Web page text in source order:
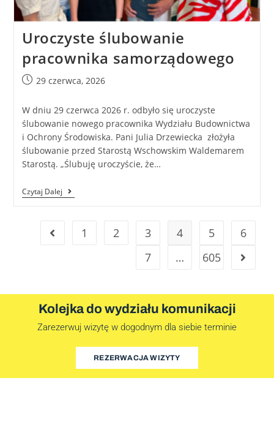
Uroczyste ślubowanie
pracownika samorządowego
29 czerwca, 2026
W dniu 29 czerwca 2026 r. odbyło się uroczyste
ślubowanie nowego pracownika Wydziału Budownictwa
i Ochrony Środowiska. Pani Julia Drzewiecka złożyła
ślubowanie przed Starostą Wschowskim Waldemarem
Starostą. „Ślubuję uroczyście, że…
Czytaj Dalej
1 2 3 4 5
6
7
… 605
Kolejka do wydziału komunikacji
Zarezerwuj wizytę w dogodnym dla siebie terminie
REZERWACJA WIZYTY